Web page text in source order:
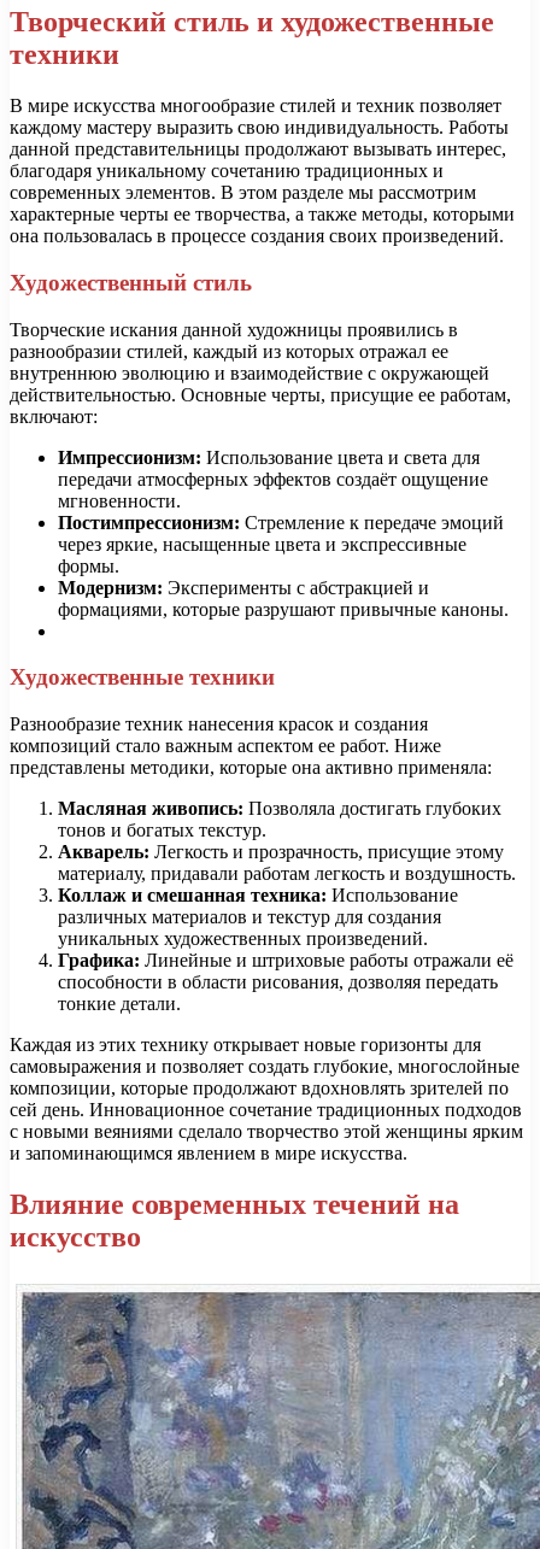
Творческий стиль и художественные
техники
В мире искусства многообразие стилей и техник позволяет
каждому мастеру выразить свою индивидуальность. Работы
данной представительницы продолжают вызывать интерес,
благодаря уникальному сочетанию традиционных и
современных элементов. В этом разделе мы рассмотрим
характерные черты ее творчества, а также методы, которыми
она пользовалась в процессе создания своих произведений.
Художественный стиль
Творческие искания данной художницы проявились в
разнообразии стилей, каждый из которых отражал ее
внутреннюю эволюцию и взаимодействие с окружающей
действительностью. Основные черты, присущие ее работам,
включают:
Импрессионизм: Использование цвета и света для
передачи атмосферных эффектов создаёт ощущение
мгновенности.
Постимпрессионизм: Стремление к передаче эмоций
через яркие, насыщенные цвета и экспрессивные
формы.
Модернизм: Эксперименты с абстракцией и
формациями, которые разрушают привычные каноны.
Художественные техники
Разнообразие техник нанесения красок и создания
композиций стало важным аспектом ее работ. Ниже
представлены методики, которые она активно применяла:
Масляная живопись: Позволяла достигать глубоких
тонов и богатых текстур.
Акварель: Легкость и прозрачность, присущие этому
материалу, придавали работам легкость и воздушность.
Коллаж и смешанная техника: Использование
различных материалов и текстур для создания
уникальных художественных произведений.
Графика: Линейные и штриховые работы отражали её
способности в области рисования, дозволяя передать
тонкие детали.
Каждая из этих технику открывает новые горизонты для
самовыражения и позволяет создать глубокие, многослойные
композиции, которые продолжают вдохновлять зрителей по
сей день. Инновационное сочетание традиционных подходов
с новыми веяниями сделало творчество этой женщины ярким
и запоминающимся явлением в мире искусства.
Влияние современных течений на
искусство